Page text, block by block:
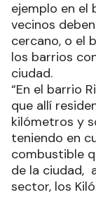
ejemplo en el
vecinos
cercano, o el
los barrios
ciudad.
“En el barrio
que allí
kilómetros y
teniendo en
combustible
de la ciudad,
sector, los